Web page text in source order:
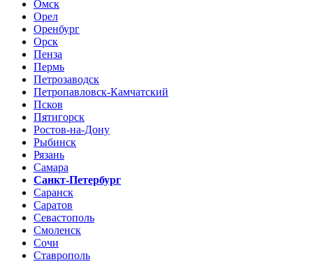
Омск
Орел
Оренбург
Орск
Пенза
Пермь
Петрозаводск
Петропавловск-Камчатский
Псков
Пятигорск
Ростов-на-Дону
Рыбинск
Рязань
Самара
Санкт-Петербург
Саранск
Саратов
Севастополь
Смоленск
Сочи
Ставрополь